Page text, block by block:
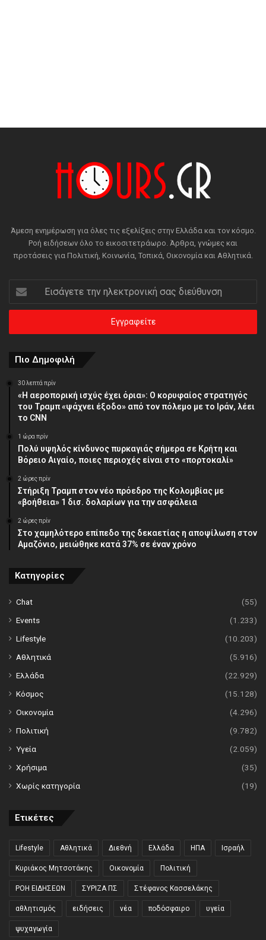
Άμεση ενημέρωση για όλες τις εξελίξεις στην Ελλάδα και τον κόσμο.
Ροή ειδήσεων όλο το εικοσιτετράωρο. Άρθρα, γνώμες και
προτάσεις για Πολιτική, Κοινωνία, Τοπικά, Οικονομία και Αθλητικά.
την
ηλεκτρονική
διεύθυνση
Πιο Δημοφιλή
30 λεπτά πρίν
«Η αεροπορική ισχύς έχει όρια»: Ο κορυφαίος στρατηγός
του Τραμπ «ψάχνει έξοδο» από τον πόλεμο με το Ιράν, λέει
το CNN
1 ώρα πρίν
Πολύ υψηλός κίνδυνος πυρκαγιάς σήμερα σε Κρήτη και
Βόρειο Αιγαίο, ποιες περιοχές είναι στο «πορτοκαλί»
2 ώρες πρίν
Στήριξη Τραμπ στον νέο πρόεδρο της Κολομβίας με
«βοήθεια» 1 δισ. δολαρίων για την ασφάλεια
2 ώρες πρίν
Στο χαμηλότερο επίπεδο της δεκαετίας η αποψίλωση στον
Αμαζόνιο, μειώθηκε κατά 37% σε έναν χρόνο
Κατηγορίες
Chat
(55)
Events
(1.233)
Lifestyle
(10.203)
Αθλητικά
(5.916)
Ελλάδα
(22.929)
Κόσμος
(15.128)
Οικονομία
(4.296)
Πολιτική
(9.782)
Υγεία
(2.059)
Χρήσιμα
(35)
Χωρίς κατηγορία
(19)
Ετικέτες
Lifestyle Αθλητικά Διεθνή Ελλάδα ΗΠΑ Ισραήλ
Κυριάκος Μητσοτάκης Οικονομία Πολιτική
ΡΟΗ ΕΙΔΗΣΕΩΝ ΣΥΡΙΖΑ ΠΣ Στέφανος Κασσελάκης
αθλητισμός ειδήσεις νέα ποδόσφαιρο υγεία
ψυχαγωγία